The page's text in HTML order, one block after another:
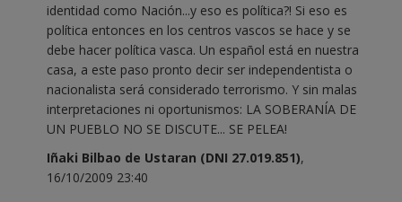
identidad como Nación...y eso es política?! Si eso es
política entonces en los centros vascos se hace y se
debe hacer política vasca. Un español está en nuestra
casa, a este paso pronto decir ser independentista o
nacionalista será considerado terrorismo. Y sin malas
interpretaciones ni oportunismos: LA SOBERANÍA DE
UN PUEBLO NO SE DISCUTE... SE PELEA!
Iñaki Bilbao de Ustaran (DNI 27.019.851),
16/10/2009 23:40